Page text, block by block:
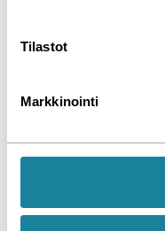
Tilastot
Markkinointi